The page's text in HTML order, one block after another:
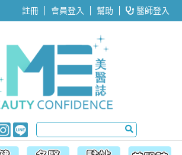
註冊 會員登入 幫助 醫師登入